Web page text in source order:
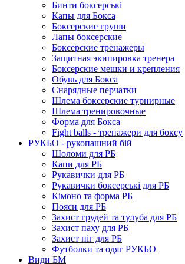
Бинти боксерські
Капы для Бокса
Боксерские груши
Лапы боксерские
Боксерские тренажеры
Защитная экипировка тренера
Боксерские мешки и крепления
Обувь для Бокса
Снарядные перчатки
Шлема боксерские турнирные
Шлема тренировочные
Форма для Бокса
Fight balls - тренажери для боксу
РУКБО - рукопашний бій
Шоломи для РБ
Капи для РБ
Рукавички для РБ
Рукавички боксерські для РБ
Кімоно та форма РБ
Пояси для РБ
Захист грудей та тулуба для РБ
Захист паху для РБ
Захист ніг для РБ
Футболки та одяг РУКБО
Види БМ